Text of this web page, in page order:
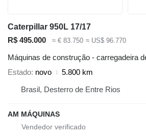
Caterpillar 950L 17/17
R$ 495.000
≈ € 83.750 ≈ US$ 96.770
Máquinas de construção - carregadeira
Estado novo
5.800 km
Brasil, Desterro de Entre Rios
AM MÁQUINAS